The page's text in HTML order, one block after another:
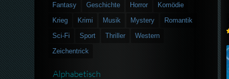
Fantasy
Geschichte Horror
Komödie
Krieg
Krimi Musik Mystery
Romantik
Sci-Fi
Sport Thriller
Western
Zeichentrick
Alphabetisch